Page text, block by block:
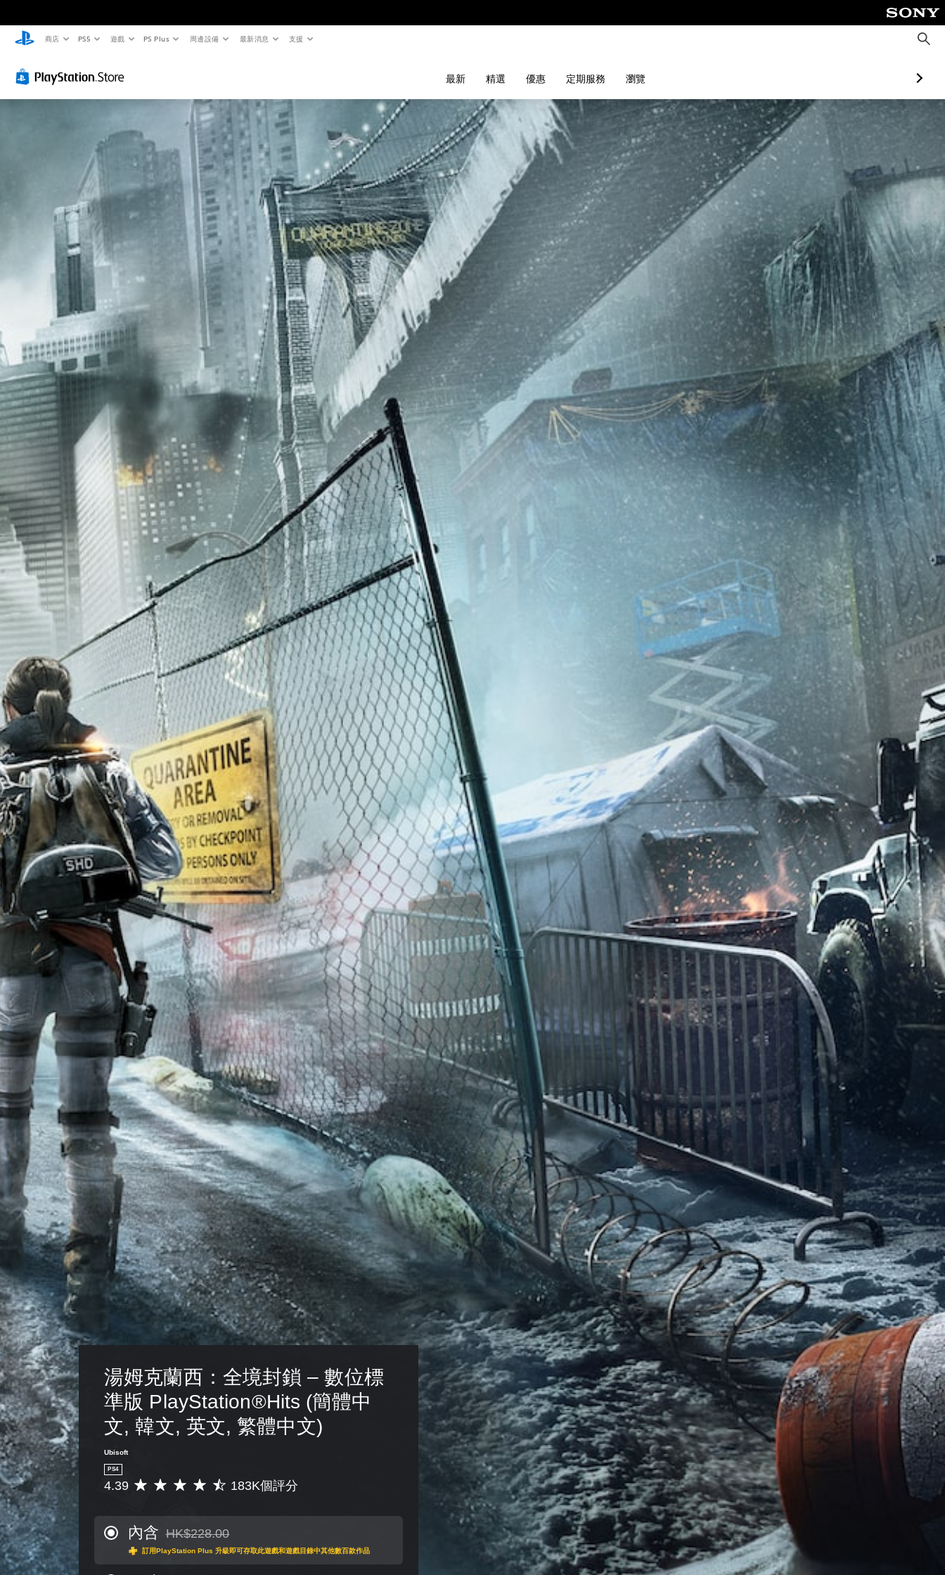
商店 PS5 遊戲 PS Plus 周邊設備 最新消息 支援
搜
尋
最新 精選 優惠 定期服務 瀏覽
湯姆克蘭西：全境封鎖 – 數位標
準版 PlayStation®Hits (簡體中
文, 韓文, 英文, 繁體中文)
Ubisoft
PS4
平
分
為
.
4.39 183K個評分
內含 折扣前原價為HK$228.00
HK$228.00
訂用PlayStation Plus 升級即可存取此遊戲和遊戲目錄中其他數百款作品